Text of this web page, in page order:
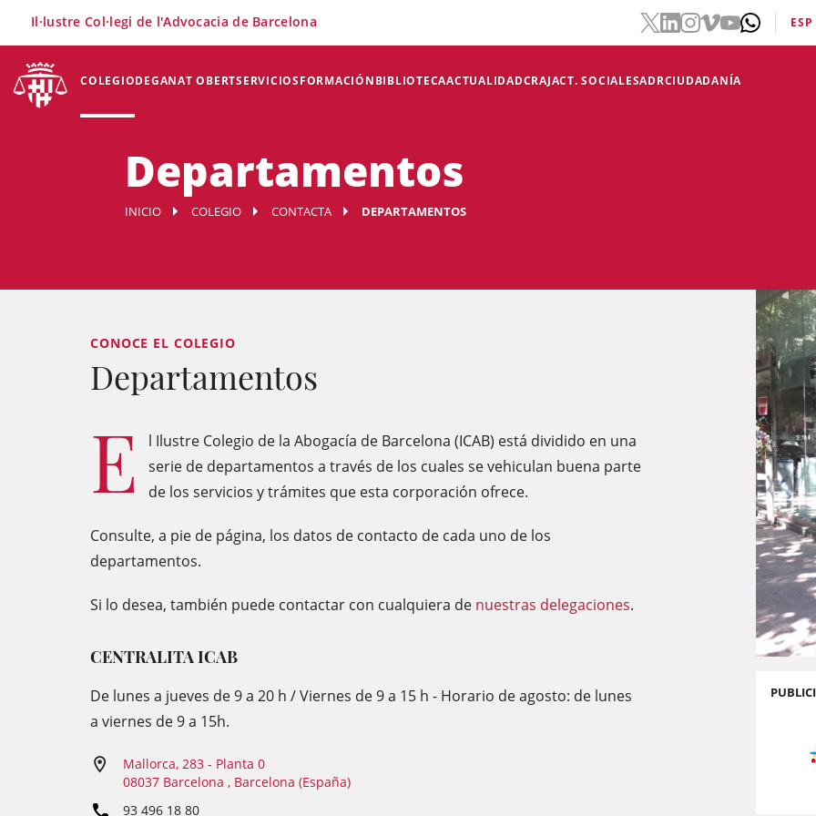
COLEGIODEGANAT OBERTSERVICIOSFORMACIÓNBIBLIOTECAACTUALIDADCRAJACT. SOCIALESADRCIUDADANÍA
Il·lustre Col·legi de l'Advocacia de Barcelona ESP
Departamentos
INICIO COLEGIO CONTACTA DEPARTAMENTOS
CONOCE EL COLEGIO
Departamentos
E
l Ilustre Colegio de la Abogacía de Barcelona (ICAB) está dividido en una
serie de departamentos a través de los cuales se vehiculan buena parte
de los servicios y trámites que esta corporación ofrece.
Consulte, a pie de página, los datos de contacto de cada uno de los
departamentos.
Si lo desea, también puede contactar con cualquiera de nuestras delegaciones.
CENTRALITA ICAB
De lunes a jueves de 9 a 20 h / Viernes de 9 a 15 h - Horario de agosto: de lunes
a viernes de 9 a 15h.
Mallorca, 283 - Planta 0
08037 Barcelona , Barcelona (España)
93 496 18 80